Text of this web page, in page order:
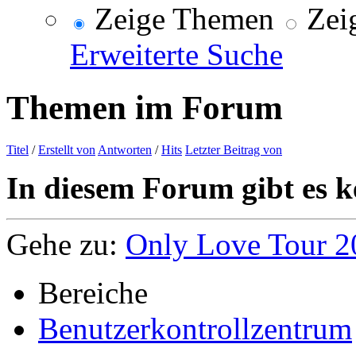
Zeige Themen
Erweiterte Suche
Themen im Forum
Titel /Erstellt von Antworten /Hits Letzter Beitrag von
In diesem Forum gibt es
Gehe zu: Only Love Tour
Bereiche
Benutzerkontrollzentrum